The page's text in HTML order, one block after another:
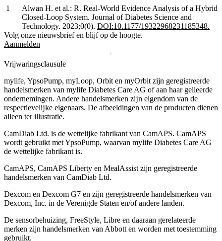
Alwan H. et al.: R. Real-World Evidence Analysis of a Hybrid
Closed-Loop System. Journal of Diabetes Science and
Technology. 2023;0(0). DOI:10.1177/19322968231185348.
Volg onze nieuwsbrief en blijf op de hoogte.
Aanmelden
Vrijwaringsclausule
mylife, YpsoPump, myLoop, Orbit en myOrbit zijn geregistreerde
handelsmerken van mylife Diabetes Care AG of aan haar gelieerde
ondernemingen. Andere handelsmerken zĳn eigendom van de
respectievelĳke eigenaars. De afbeeldingen van de producten dienen
alleen ter illustratie.
CamDiab Ltd. is de wettelijke fabrikant van CamAPS. CamAPS
wordt gebruikt met YpsoPump, waarvan mylife Diabetes Care AG
de wettelijke fabrikant is.
CamAPS, CamAPS Liberty en MealAssist zijn geregistreerde
handelsmerken van CamDiab Ltd.
Dexcom en Dexcom G7 en zijn geregistreerde handelsmerken van
Dexcom, Inc. in de Verenigde Staten en/of andere landen.
De sensorbehuizing, FreeStyle, Libre en daaraan gerelateerde
merken zijn handelsmerken van Abbott en worden met toestemming
gebruikt.